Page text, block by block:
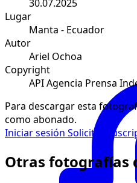
30.07.2025
Lugar
Manta - Ecuador
Autor
Ariel Ochoa
Copyright
API Agencia Prensa
Para descargar esta
como abonado.
Iniciar sesión Solicitar
Otras fotografías